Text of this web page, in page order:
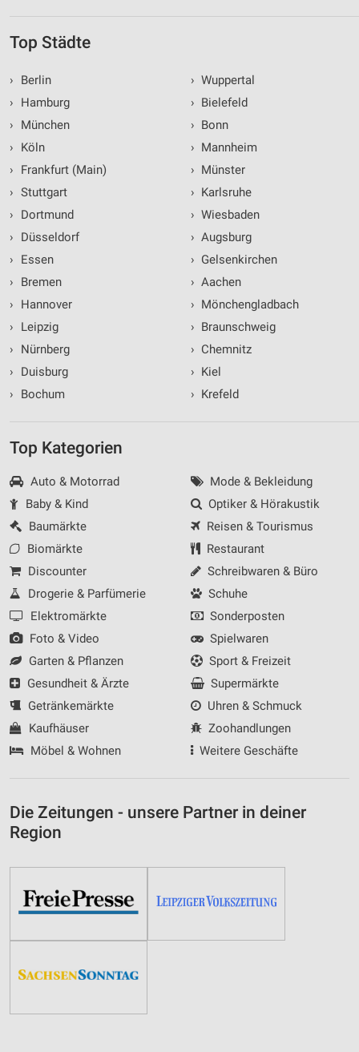
Top Städte
›
Berlin
›
Hamburg
›
München
›
Köln
›
Frankfurt (Main)
› Stuttgart
›
Dortmund
›
Düsseldorf
›
Essen
›
Bremen
›
Hannover
›
Leipzig
›
Nürnberg
›
Duisburg
›
Bochum
› Wuppertal
› Bielefeld
› Bonn
› Mannheim
› Münster
› Karlsruhe
› Wiesbaden
› Augsburg
› Gelsenkirchen
› Aachen
› Mönchengladbach
› Braunschweig
› Chemnitz
› Kiel
› Krefeld
Top Kategorien
Auto & Motorrad
Baby & Kind
Baumärkte
Biomärkte
Discounter
Drogerie & Parfümerie
Elektromärkte
Foto & Video
Garten & Pflanzen
Gesundheit & Ärzte
Getränkemärkte
Kaufhäuser
Möbel & Wohnen
Mode & Bekleidung
Optiker & Hörakustik
Reisen & Tourismus
Restaurant
Schreibwaren & Büro
Schuhe
Sonderposten
Spielwaren
Sport & Freizeit
Supermärkte
Uhren & Schmuck
Zoohandlungen
Weitere Geschäfte
Die Zeitungen - unsere Partner in deiner
Region